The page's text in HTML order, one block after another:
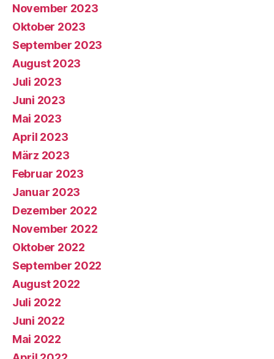
November 2023
Oktober 2023
September 2023
August 2023
Juli 2023
Juni 2023
Mai 2023
April 2023
März 2023
Februar 2023
Januar 2023
Dezember 2022
November 2022
Oktober 2022
September 2022
August 2022
Juli 2022
Juni 2022
Mai 2022